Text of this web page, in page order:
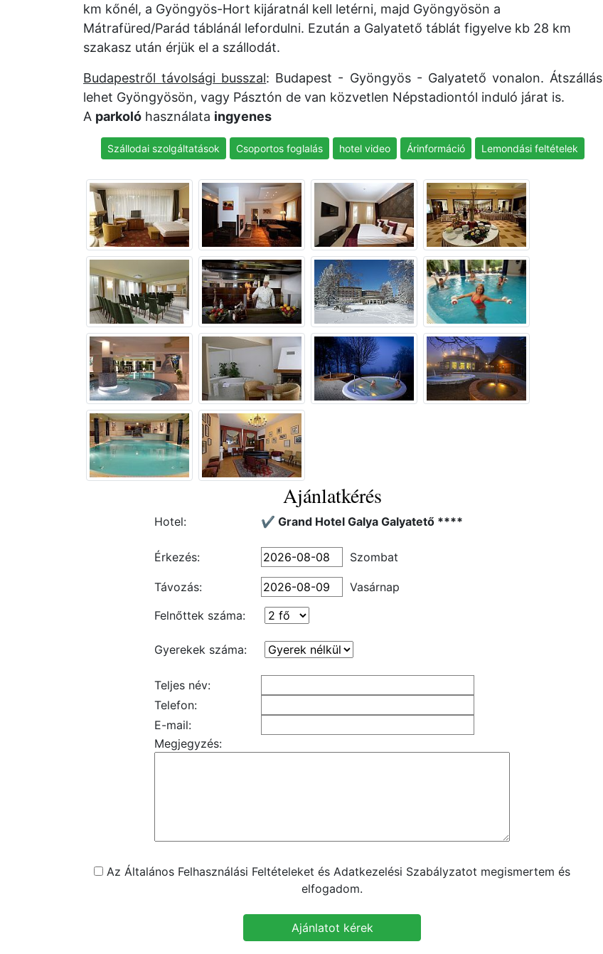
km kőnél, a Gyöngyös-Hort kijáratnál kell letérni, majd Gyöngyösön a
Mátrafüred/Parád táblánál lefordulni. Ezután a Galyatető táblát figyelve kb 28 km
szakasz után érjük el a szállodát.
Budapestről távolsági busszal: Budapest - Gyöngyös - Galyatető vonalon. Átszállás
lehet Gyöngyösön, vagy Pásztón de van közvetlen Népstadiontól induló járat is.
A parkoló használata ingyenes
Szállodai szolgáltatások Csoportos foglalás hotel video Árinformáció Lemondási feltételek
Ajánlatkérés
Hotel: ✔️ Grand Hotel Galya Galyatető ****
Érkezés: Szombat
Távozás:
Vasárnap
Felnőttek száma:
Gyerekek száma:
Teljes név:
Telefon:
E-mail:
Megjegyzés:
Az Általános Felhasználási Feltételeket és Adatkezelési Szabályzatot megismertem és
elfogadom.